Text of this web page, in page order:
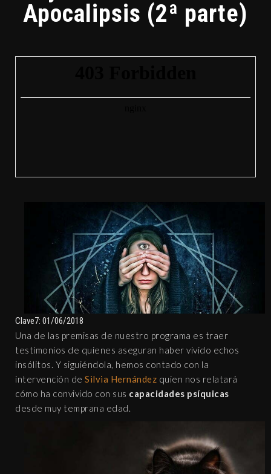
Apocalipsis (2ª parte)
Clave7: 01/06/2018
Una de las premisas de nuestro programa es traer
testimonios de quienes aseguran haber vivido echos
insólitos. Y siguiéndola, hemos contado con la
intervención de Silvia Hernández quien nos relatará
cómo ha convivido con sus capacidades psíquicas
desde muy temprana edad.